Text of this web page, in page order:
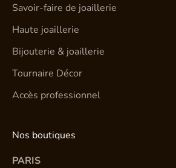
Savoir-faire de joaillerie
Haute joaillerie
Bijouterie & joaillerie
Tournaire Décor
Accès professionnel
Nos boutiques
PARIS